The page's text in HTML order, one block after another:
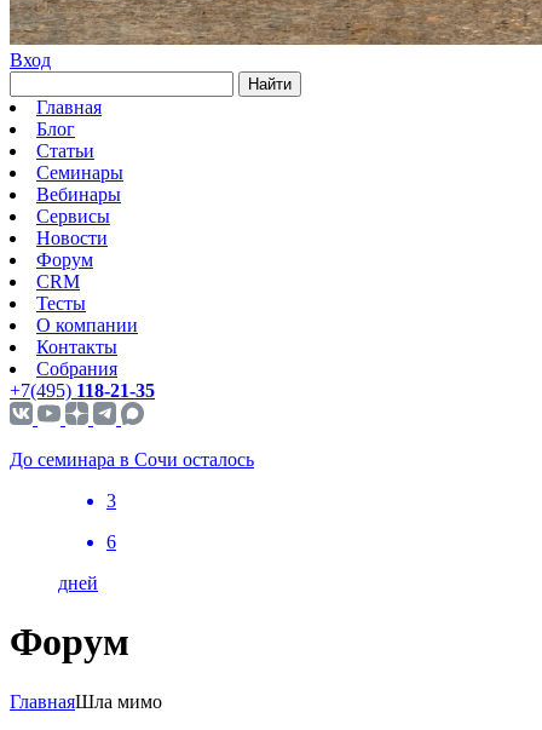
Вход
Найти
Главная
Блог
Статьи
Семинары
Вебинары
Сервисы
Новости
Форум
CRM
Тесты
О компании
Контакты
Собрания
+7(495) 118-21-35
До семинара в Сочи осталось
3
6
дней
Форум
ГлавнаяШла мимо